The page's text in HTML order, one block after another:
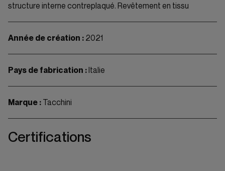
structure interne contreplaqué. Revêtement en tissu
Année de création : 2021
Pays de fabrication :Italie
Marque : Tacchini
Certifications